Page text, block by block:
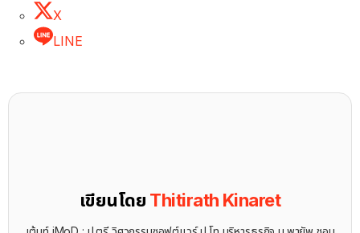
X
LINE
เขียนโดย Thitirath Kinaret